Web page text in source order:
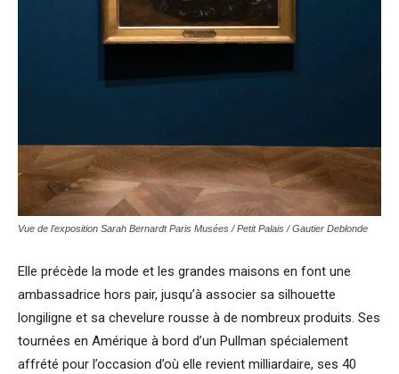
Vue de l’exposition Sarah Bernardt Paris Musées / Petit Palais / Gautier Deblonde
Elle précède la mode et les grandes maisons en font une
ambassadrice hors pair, jusqu’à associer sa silhouette
longiligne et sa chevelure rousse à de nombreux produits. Ses
tournées en Amérique à bord d’un Pullman spécialement
affrété pour l’occasion d’où elle revient milliardaire, ses 40